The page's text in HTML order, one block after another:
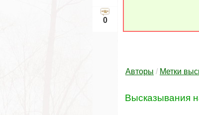
0
Авторы / Метки
Высказывания